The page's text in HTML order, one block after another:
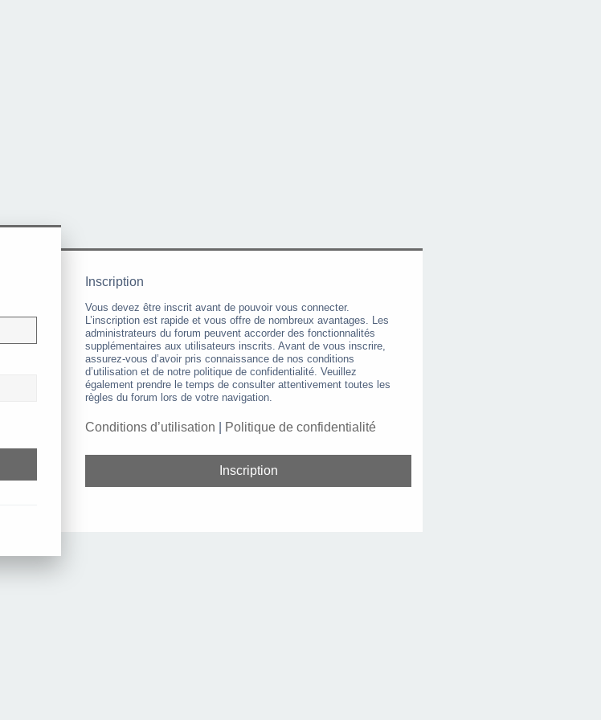
Inscription
Vous devez être inscrit avant de pouvoir vous connecter.
L’inscription est rapide et vous offre de nombreux avantages. Les
administrateurs du forum peuvent accorder des fonctionnalités
supplémentaires aux utilisateurs inscrits. Avant de vous inscrire,
assurez-vous d’avoir pris connaissance de nos conditions
d’utilisation et de notre politique de confidentialité. Veuillez
également prendre le temps de consulter attentivement toutes les
règles du forum lors de votre navigation.
Conditions d’utilisation Politique de confidentialité
Inscription